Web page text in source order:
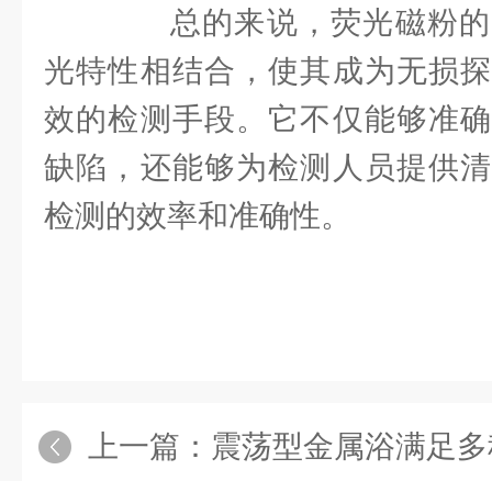
总的来说，荧光磁粉的
光特性相结合，使其成为无损
效的检测手段。它不仅能够准
缺陷，还能够为检测人员提供
检测的效率和准确性。
上一篇： 震荡型金属浴满足多